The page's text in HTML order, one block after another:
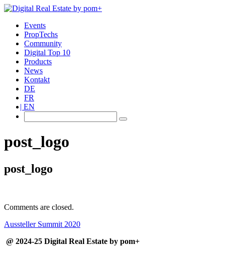
Events
PropTechs
Community
Digital Top 10
Products
News
Kontakt
DE
FR
EN
post_logo
post_logo
Comments are closed.
Aussteller Summit 2020
@ 2024-25 Digital Real Estate by pom+